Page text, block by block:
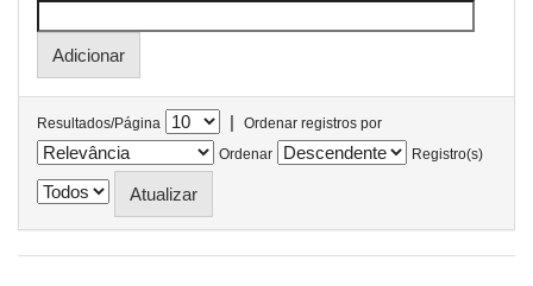
Resultados/Página |
Ordenar registros por
Ordenar
Registro(s)